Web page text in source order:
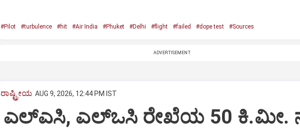
#Pilot #turbulence #hit #Air India #Phuket #Delhi #flight #failed #dope test #Sources
ADVERTISEMENT
ರಾಷ್ಟ್ರೀಯ AUG 9, 2026, 12:44 PM IST
ಎಲ್‌ಎಸಿ, ಎಲ್‌ಒಸಿ ರೇಖೆಯ 50 ಕಿ.ಮೀ.